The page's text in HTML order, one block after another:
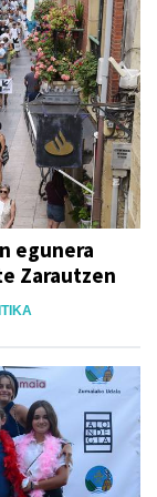
egunera
Zarautzen